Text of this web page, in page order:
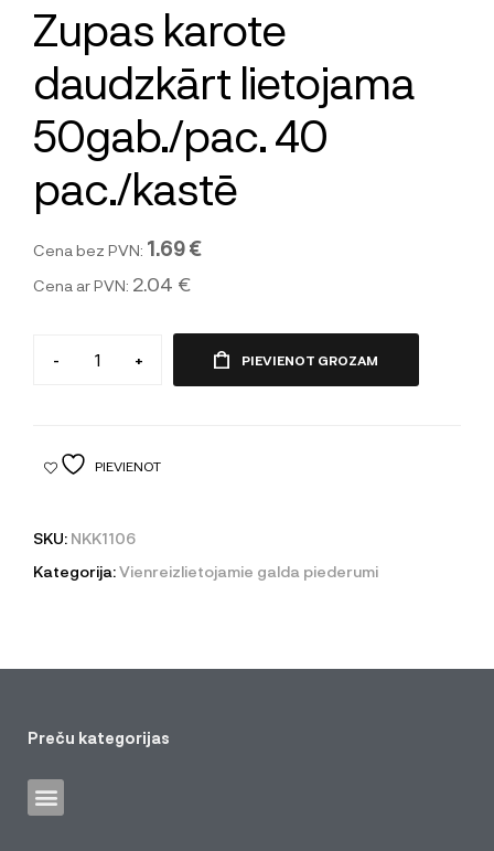
Zupas karote
daudzkārt lietojama
50gab./pac. 40
pac./kastē
Cena bez PVN: 1.69 €
Cena ar PVN: 2.04 €
- + PIEVIENOT GROZAM
PIEVIENOT
SKU: NKK1106
Kategorija:Vienreizlietojamie galda piederumi
Preču kategorijas